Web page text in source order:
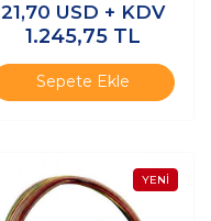
21,70 USD + KDV
1.245,75 TL
Sepete Ekle